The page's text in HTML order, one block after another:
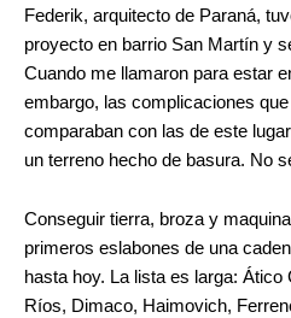
Federik, arquitecto de Paraná,
proyecto en barrio San Martín y
Cuando me llamaron para estar
embargo, las complicaciones
comparaban con las de este
un terreno hecho de basura. No
Conseguir tierra, broza y
primeros eslabones de una
hasta hoy. La lista es larga:
Ríos, Dimaco, Haimovich,